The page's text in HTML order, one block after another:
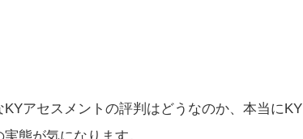
アセスメントの評判はどうなのか、本当にKY
態が気になります。